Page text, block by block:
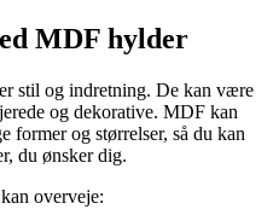
MDF hylder
stil og indretning. De kan være
og dekorative. MDF kan
former og størrelser, så du kan
du ønsker dig.
overveje: